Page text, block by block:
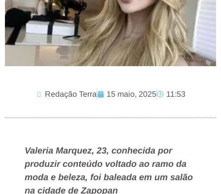
Redação Terra 15 maio, 2025 11:53
Valeria Marquez, 23, conhecida por
produzir conteúdo voltado ao ramo da
moda e beleza, foi baleada em um salão
na cidade de Zapopan